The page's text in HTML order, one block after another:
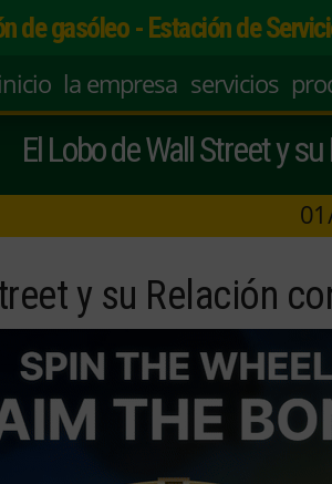
de gasóleo - Estación de
inicio la empresa servicios
El Lobo de Wall Street y
y su Relación